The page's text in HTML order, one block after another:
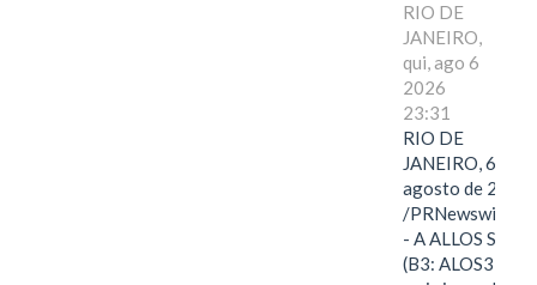
RIO DE
JANEIRO,
qui, ago 6
2026
23:31
RIO DE
JANEIRO, 6 de
agosto de 2026
/PRNewswire/ -
- A ALLOS S.A.
(B3: ALOS3), a